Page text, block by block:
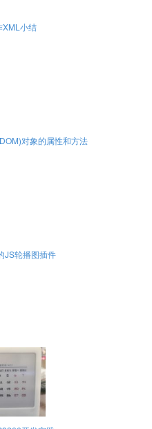
XML小结
对象的属性和方法
JS轮播图插件